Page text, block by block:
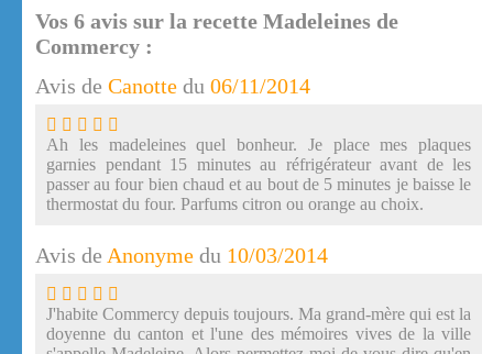
Vos 6 avis sur la recette Madeleines de
Commercy :
Avis de Canotte du 06/11/2014
Ah les madeleines quel bonheur. Je place mes plaques
garnies pendant 15 minutes au réfrigérateur avant de les
passer au four bien chaud et au bout de 5 minutes je baisse le
thermostat du four. Parfums citron ou orange au choix.
Avis de Anonyme du 10/03/2014
J'habite Commercy depuis toujours. Ma grand-mère qui est la
doyenne du canton et l'une des mémoires vives de la ville